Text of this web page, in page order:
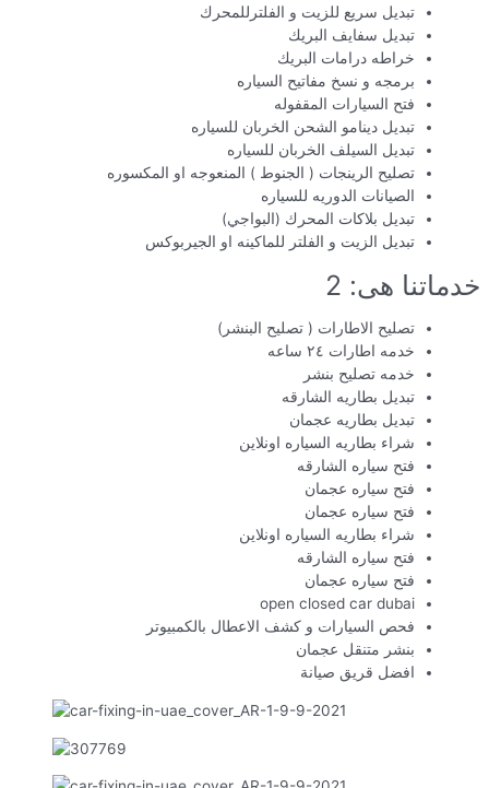
تبديل سريع للزيت و الفلترللمحرك
تبديل سفايف البريك
خراطه درامات البريك
برمجه و نسخ مفاتيح السياره
فتح السيارات المقفوله
تبديل دينامو الشحن الخربان للسياره
تبديل السيلف الخربان للسياره
تصليح الرينجات ( الجنوط ) المنعوجه او المكسوره
الصيانات الدوريه للسياره
تبديل بلاكات المحرك (البواجي)
تبديل الزيت و الفلتر للماكينه او الجيربوكس
خدماتنا هى: 2
تصليح الاطارات ( تصليح البنشر)
خدمه اطارات ٢٤ ساعه
خدمه تصليح بنشر
تبديل بطاريه الشارقه
تبديل بطاريه عجمان
شراء بطاريه السياره اونلاين
فتح سياره الشارقه
فتح سياره عجمان
فتح سياره عجمان
شراء بطاريه السياره اونلاين
فتح سياره الشارقه
فتح سياره عجمان
open closed car dubai
فحص السيارات و كشف الاعطال بالكمبيوتر
بنشر متنقل عجمان
افضل قريق صيانة